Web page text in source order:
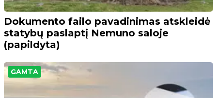
Dokumento failo pavadinimas atskleidė
statybų paslaptį Nemuno saloje
(papildyta)
GAMTA